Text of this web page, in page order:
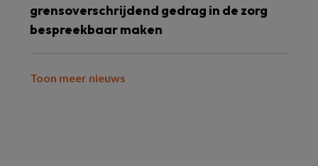
grensoverschrijdend gedrag in de zorg
bespreekbaar maken
Toon meer nieuws